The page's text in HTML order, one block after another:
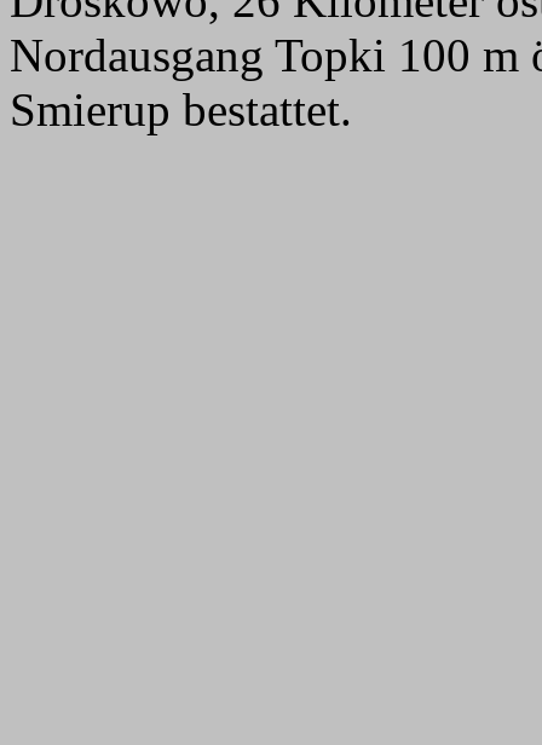
Nordausgang Topki 100 m
Smierup bestattet.